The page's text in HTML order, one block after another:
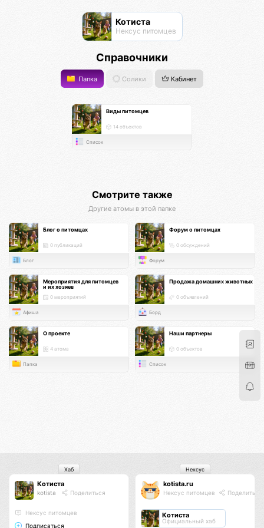
Котиста
Нексус питомцев
Справочники
Папка Солики Кабинет
Виды питомцев
14 объектов
Список
Смотрите также
Другие атомы в этой папке
Блог о питомцах
0 публикаций
Блог
Форум о питомцах
0 обсуждений
Форум
Мероприятия для питомцев
и их хозяев
0 мероприятий
Афиша
Продажа домашних животных
0 объявлений
Борд
О проекте
4 атома
Папка
Наши партнеры
0 объектов
Список
Котиста
kotista Поделиться
Нексус питомцев
Подписаться
Хаб
kotista.ru
Нексус питомцев Поделиться
Котиста
Официальный хаб
Нексус